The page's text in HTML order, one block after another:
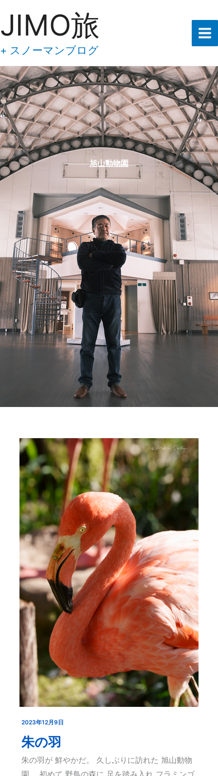
を
ス
ッ
プ
JIMO旅
+ スノーマンブログ
旭山動物園
2023年12月9日
朱の羽
朱の羽が 鮮やかだ。 久しぶりに訪れた 旭山動物
朱
の
な
ー
ア
ド
レ
ス
を
入
力
し
て
下
さ